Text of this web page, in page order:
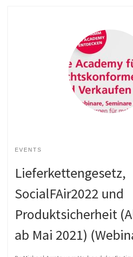
EVENTS
Lieferkettengesetz,
SocialFAir2022 und
Produktsicherheit
ab Mai 2021)